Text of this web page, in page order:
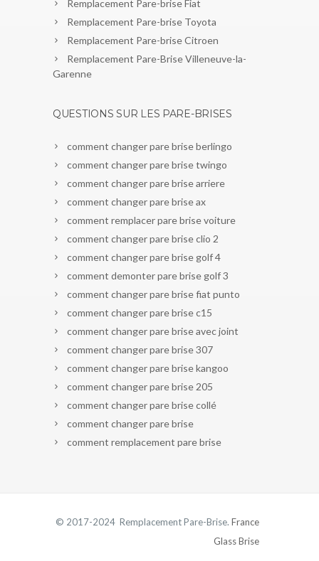
Remplacement Pare-brise Fiat
Remplacement Pare-brise Toyota
Remplacement Pare-brise Citroen
Remplacement Pare-Brise Villeneuve-la-
Garenne
QUESTIONS SUR LES PARE-BRISES
comment changer pare brise berlingo
comment changer pare brise twingo
comment changer pare brise arriere
comment changer pare brise ax
comment remplacer pare brise voiture
comment changer pare brise clio 2
comment changer pare brise golf 4
comment demonter pare brise golf 3
comment changer pare brise fiat punto
comment changer pare brise c15
comment changer pare brise avec joint
comment changer pare brise 307
comment changer pare brise kangoo
comment changer pare brise 205
comment changer pare brise collé
comment changer pare brise
comment remplacement pare brise
© 2017-2024 Remplacement Pare-Brise. France
Glass Brise